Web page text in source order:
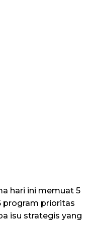
hari ini memuat 5
program prioritas
isu strategis yang